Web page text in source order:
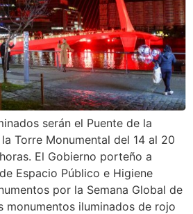
serán el Puente de la
Torre Monumental del 14 al 20
El Gobierno porteño a
Espacio Público e Higiene
por la Semana Global de
monumentos iluminados de rojo